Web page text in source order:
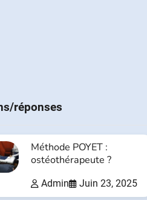
réponses
Méthode POYET :
ostéothérapeute ?
Admin Juin 23, 2025